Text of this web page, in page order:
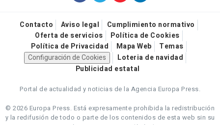
Contacto Aviso legal
Cumplimiento normativo
Oferta de servicios
Política de Cookies
Política de Privacidad
Mapa Web
Temas
Configuración de Cookies
Loteria de navidad
Publicidad estatal
Portal de actualidad y noticias de la Agencia Europa Press.
© 2026 Europa Press. Está expresamente prohibida la redistribución
y la redifusión de todo o parte de los contenidos de esta web sin su